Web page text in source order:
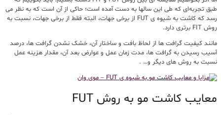
طبق تجربه‌ای که طی این سالها به دست آمده است؛ حاکی از آن است که به نظر می
رسد که کاشت به شیوه ی FUT از برخی جهات، البته فقط از برخی جهات، نسبت به
روش FIT برتری دارد.
مانند کیفیت گرافت ها از لحاظ بافت و ساختار آن، خشک نشدن گرافت ها، درصد
آسیب رسیدن به گرافت ها، مدت زمان عمل و عوارض بعد آن، مقدار هزینه عمل
نسبت به روش های دیگر و… .
معایب کاشت مو به روش FUT